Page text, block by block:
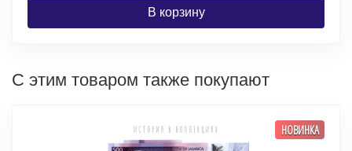
В корзину
С этим товаром также покупают
НОВИНКА